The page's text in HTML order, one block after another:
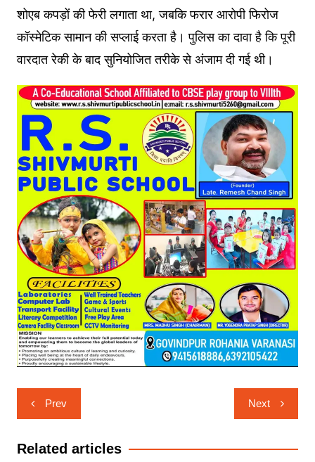
शोएब कपड़ों की फेरी लगाता था, जबकि फरार आरोपी फिरोज
कॉस्मेटिक सामान की सप्लाई करता है। पुलिस का दावा है कि पूरी
वारदात रेकी के बाद सुनियोजित तरीके से अंजाम दी गई थी।
Post
navigation
Prev Next
Related articles